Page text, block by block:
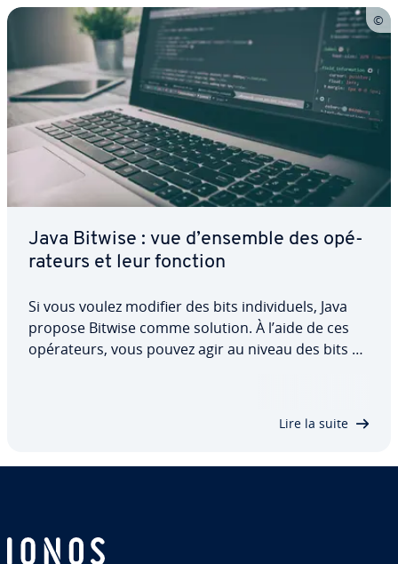
Java Bitwise : vue d’ensemble des opé­
ra­teurs et leur fonction
Si vous voulez modifier des bits in­di­vi­duels, Java
propose Bitwise comme solution. À l’aide de ces
opé­ra­teurs, vous pouvez agir au niveau des bits et
Lire la suite